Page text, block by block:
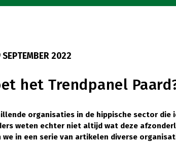
2022
het Trendpanel
organisaties in de hippische sector die
weten echter niet altijd wat deze
we in een serie van artikelen diverse